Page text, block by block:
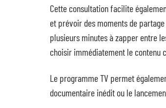
Cette consultation facilite
et prévoir des moments de partage
plusieurs minutes à zapper entre
choisir immédiatement le contenu
Le programme TV permet
documentaire inédit ou le